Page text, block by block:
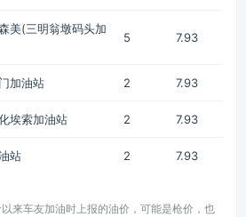
美(三明翁墩码头加
5 7.93
加油站 2 7.93
埃索加油站 2 7.93
站 2 7.93
来车友加油时上报的油价，可能是枪价，也